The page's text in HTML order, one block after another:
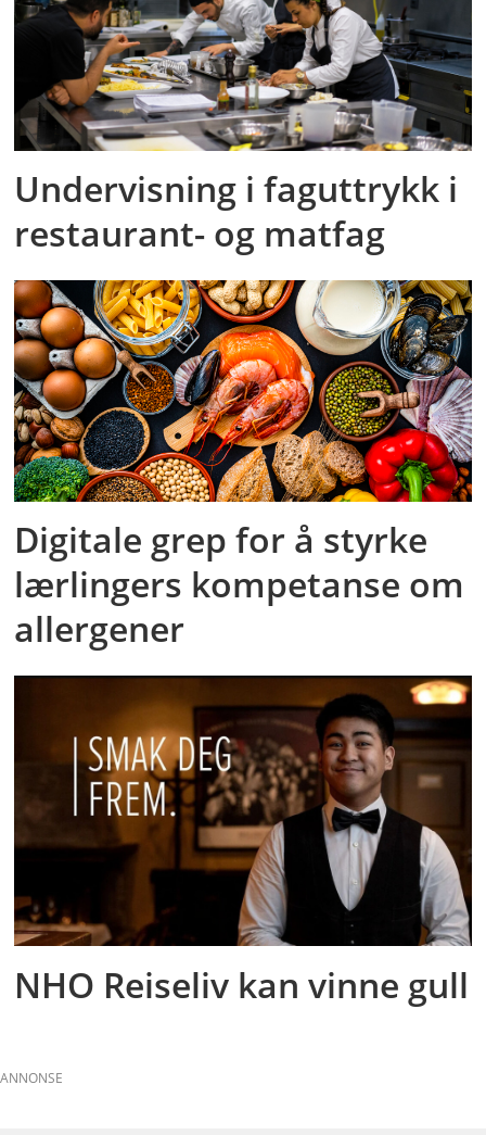
Undervisning i faguttrykk i
restaurant- og matfag
Digitale grep for å styrke
lærlingers kompetanse om
allergener
NHO Reiseliv kan vinne gull
ANNONSE